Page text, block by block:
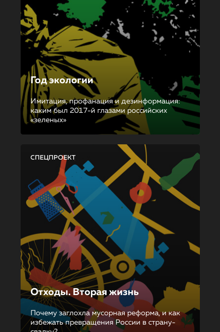
Год экологии
Имитация, профанация и дезинформация:
каким был 2017-й глазами российских
«зеленых»
СПЕЦПРОЕКТ
Отходы. Вторая жизнь
Почему заглохла мусорная реформа, и как
избежать превращения России в страну-